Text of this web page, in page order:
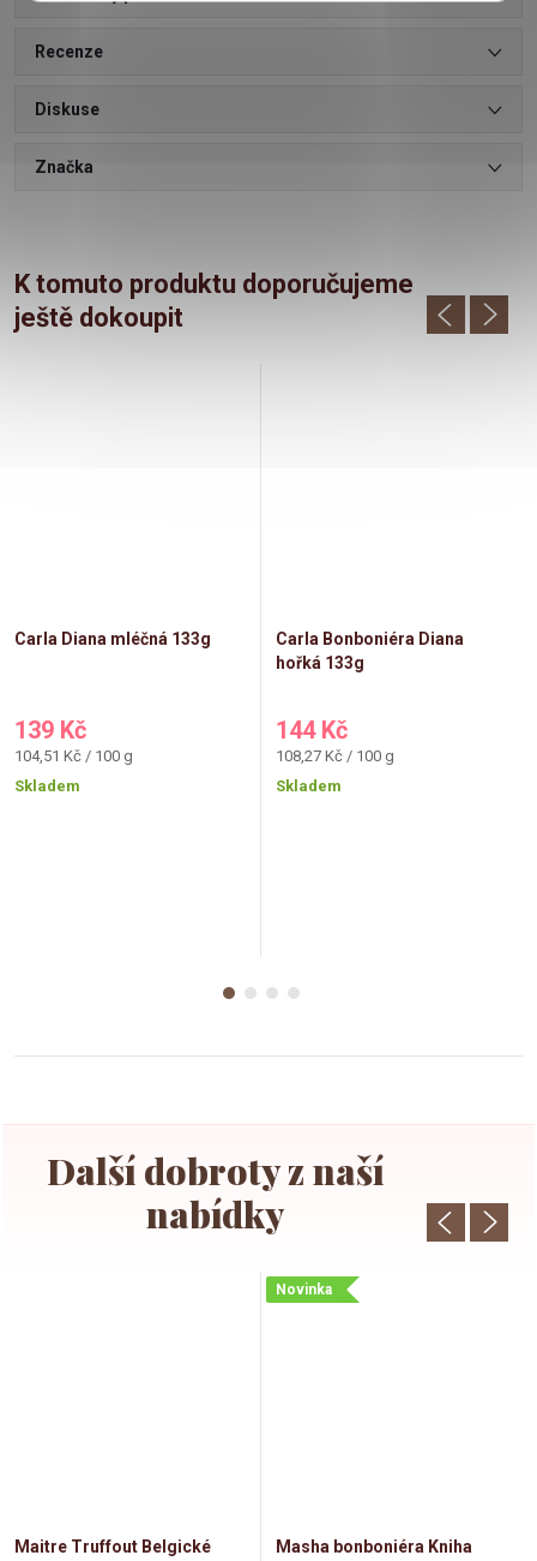
Recenze
Diskuse
Značka
K tomuto produktu doporučujeme
ještě dokoupit
Carla Diana mléčná 133g
139 Kč
Měrná
cena:
104,51 Kč / 100 g
Skladem
Carla Bonboniéra Diana
hořká 133g
144 Kč
Měrná
cena:
108,27 Kč / 100 g
Skladem
Maitre Truffout Belgické
Novinka
Masha bonboniéra Kniha